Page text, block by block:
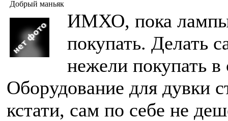
Добрый маньяк
ИМХО, пока
покупать. Делать
нежели покупать
Оборудование для дувки
кстати, сам по себе не